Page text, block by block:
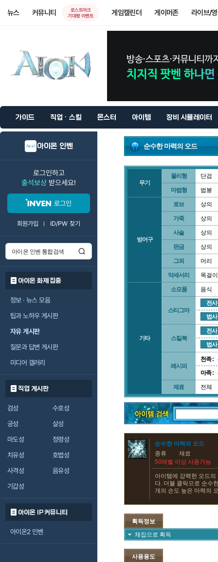
뉴스 커뮤니티
로스트아크
기대평 이벤트
게임캘린더 게이머존 라이브/
가이드 직업 · 스킬 몬스터 아이템 장비 시뮬레이터
아이온 인벤
로그인하고
출석보상 받으세요!
로그인
회원가입 ID/PW 찾기
아이온 화제 집중
정보 · 뉴스 모음
팁과 노하우 게시판
자유 게시판
질문과 답변 게시판
미디어 갤러리
직업 게시판
검성
수호성
궁성
살성
마도성
정령성
치유성
호법성
사격성
음유성
기갑성
아이온 IP 커뮤니티
아이온2 인벤
순수한 마력의 오드
무기
물리형 단검
마법형 법봉
방어구
로브 상의
가죽 상의
사슬 상의
판금 상의
그외 머리
악세서리 목걸이
기타
소모품 음식
스티그마
전사
법사
스킬북
전사
법사
레시피
천족 :
마족 :
재료 전체
순수한 마력의 오드
종류
재료
50레벨 이상 사용가능
아이템에 강력한 오드
다. 더블 클릭으로 순수
개의 순도 높은 마력의
획득정보
채집으로 획득
사용용도